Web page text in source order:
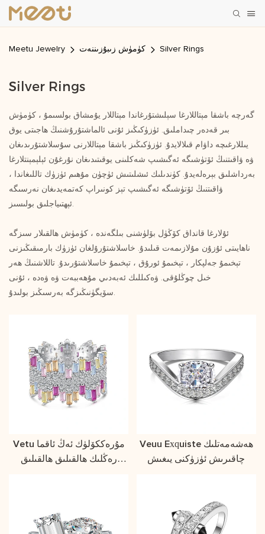
Meetu Jewelry كۈمۈش زىبۇزىننەت Silver Rings
Silver Rings
گەرچە باشقا مېتاللارغا سېلىشتۇرغاندا مېتاللار يۇمشاق بولسىمۇ ، كۈمۈش
بىر قەدەر چىداملىق. ئۈزۈكىڭىز ئۇنى ئالماشتۇرۇشنىڭ ھاجىتى يوق
يىللارغىچە داۋام قىلالايدۇ. ئۈزۈكىڭىز باشقا مېتاللارنى سۇسلاشتۇرىدىغان
ۋە ۋاقىتنىڭ ئۆتۈشىگە ئەگىشىپ شەكلىنى يوقىتىدىغان نۇرغۇن ئېلېمېنتلارغا
بەرداشلىق بېرەلەيدۇ. كۈندىلىك ئىشلىتىش ئۈچۈن مۇھىم ئۈزۈك تاللىغاندا ،
ۋاقىتنىڭ ئۆتۈشىگە ئەگىشىپ تېز كونىراپ كەتمەيدىغان نەرسىگە
ئېھتىياجلىق بولىسىز.
ئۇلارغا قانداق كۆڭۈل بۆلۈشنى بىلگەندە ، كۈمۈش ھالقىلار سىزگە
ناھايىتى ئۇزۇن مۇلازىمەت قىلىدۇ. خاسلاشتۇرۇلغان ئۈزۈك بارمىقىڭىزنى
تېخىمۇ جەلپكار ، تېخىمۇ ئورۇق ، تېخىمۇ خاسلاشتۇرىدۇ. تاللاشنىڭ ھەر
خىل چوڭلۇقى. ۋەكىللىك ئەبەدىي مۇھەببەت ۋە ۋەدە ، ئۇنى
سۆيگۈنىڭىزگە بەرسىڭىز بولىدۇ.
Vetu مۇرەككۆلۈك ئەڭ ئاقما
رەڭلىك ھالقىلىق ھالقىلىق
Veuu Exquiste ھەشەمەتلىك
چاقىرىش ئۈزۈكنى يىغىش